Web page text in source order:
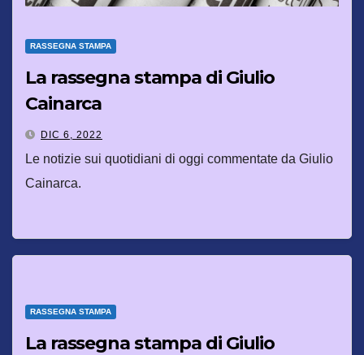
RASSEGNA STAMPA
La rassegna stampa di Giulio
Cainarca
DIC 6, 2022
Le notizie sui quotidiani di oggi commentate da Giulio
Cainarca.
RASSEGNA STAMPA
La rassegna stampa di Giulio